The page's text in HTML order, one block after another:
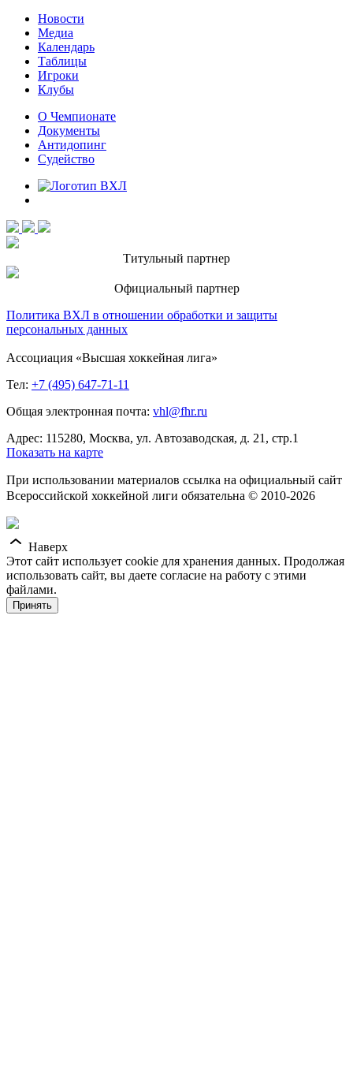
Новости
Медиа
Календарь
Таблицы
Игроки
Клубы
О Чемпионате
Документы
Антидопинг
Судейство
Титульный партнер
Официальный партнер
Политика ВХЛ в отношении обработки и защиты
персональных данных
Ассоциация «Высшая хоккейная лига»
Тел: +7 (495) 647-71-11
Общая электронная почта: vhl@fhr.ru
Адрес: 115280, Москва, ул. Автозаводская, д. 21, стр.1
Показать на карте
При использовании материалов ссылка на официальный сайт
Всероссийской хоккейной лиги обязательна © 2010-2026
Наверх
Этот сайт использует cookie для хранения данных. Продолжая
использовать сайт, вы даете согласие на работу с этими
файлами.
Принять